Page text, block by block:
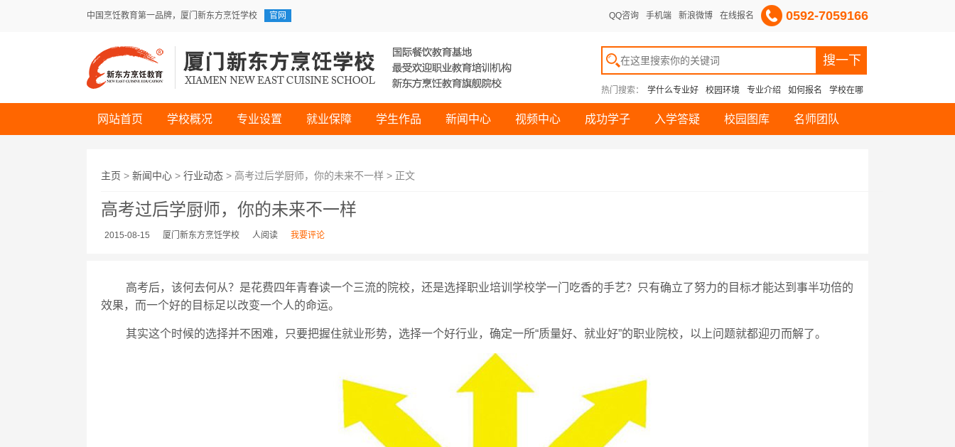
中国烹饪教育第一品牌，厦门新东方烹饪学校 官网 QQ咨询 手机端 新浪微博 在线报名 0592-7059166
热门搜索： 学什么专业好 校园环境 专业介绍 如何报名 学校在哪
网站首页 学校概况 专业设置 就业保障 学生作品 新闻中心 视频中心 成功学子 入学答疑 校园图库 名师团队
主页 > 新闻中心 > 行业动态 > 高考过后学厨师，你的未来不一样 > 正文
高考过后学厨师，你的未来不一样
2015-08-15 厦门新东方烹饪学校 人阅读 我要评论
高考后，该何去何从？是花费四年青春读一个三流的院校，还是选择职业培训学校学一门吃香的手艺？只有确立了努力的目标才能达到事半功倍的
效果，而一个好的目标足以改变一个人的命运。
其实这个时候的选择并不困难，只要把握住就业形势，选择一个好行业，确定一所“质量好、就业好”的职业院校，以上问题就都迎刃而解了。